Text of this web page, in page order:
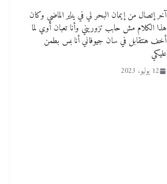
آخر إتصال من إيمان البحر لي في يناير الماضي وكان
هذا الكلام مش حابب تزوريني وأنا تعبان أوي لما
أخف هنتقابل في سان جيوفاني أنا بس بطمن
عليكي
12 يوليو، 2023